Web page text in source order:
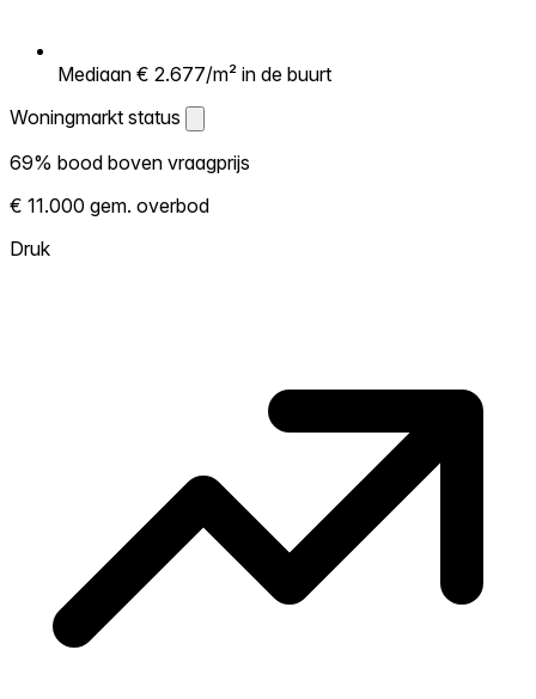
Mediaan € 2.677/m² in de buurt
Woningmarkt status
Woningmarkt status
Laat zien hoe competitief de markt hier is.
Hoe meer woningen boven vraagprijs
verkopen, hoe heter. Heet? Verwacht
69% bood boven vraagprijs
€ 11.000 gem. overbod
Druk